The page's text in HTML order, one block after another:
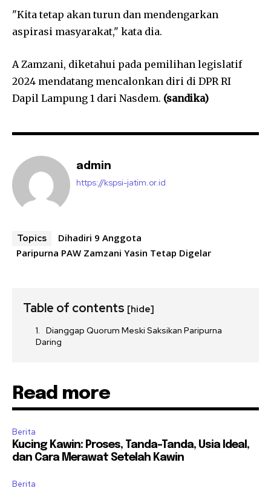
"Kita tetap akan turun dan mendengarkan
aspirasi masyarakat," kata dia.
A Zamzani, diketahui pada pemilihan legislatif
2024 mendatang mencalonkan diri di DPR RI
Dapil Lampung 1 dari Nasdem. (sandika)
admin
https://kspsi-jatim.or.id
Topics
Dihadiri 9 Anggota
Paripurna PAW Zamzani Yasin Tetap Digelar
Table of contents [hide]
Dianggap Quorum Meski Saksikan Paripurna
Daring
Read more
Berita
Kucing Kawin: Proses, Tanda-Tanda, Usia Ideal,
dan Cara Merawat Setelah Kawin
Berita